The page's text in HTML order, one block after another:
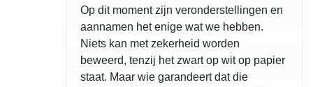
Op dit moment zijn veronderstellingen en
aannamen het enige wat we hebben.
Niets kan met zekerheid worden
beweerd, tenzij het zwart op wit op papier
staat. Maar wie garandeert dat die